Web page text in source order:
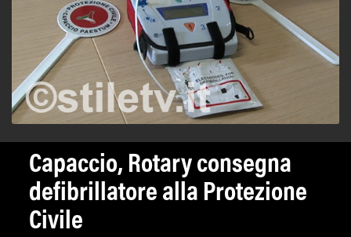
Capaccio, Rotary consegna
defibrillatore alla Protezione
Civile